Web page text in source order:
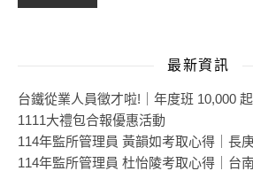
最新資訊
台鐵從業人員徵才啦!｜年度班 10,000 起
1111大禮包合報優惠活動
114年監所管理員 黃韻如考取心得｜長
114年監所管理員 杜怡陵考取心得｜台